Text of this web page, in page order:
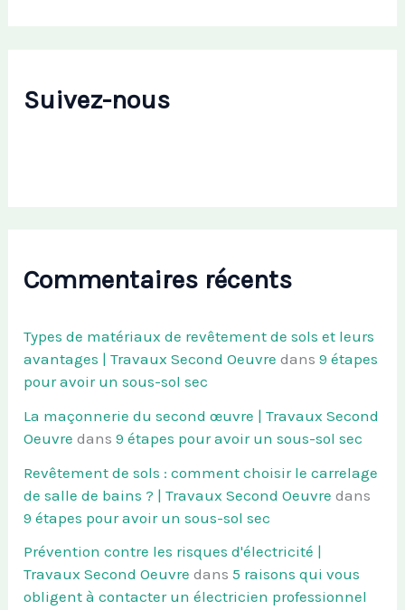
Suivez-nous
Commentaires récents
Types de matériaux de revêtement de sols et leurs
avantages | Travaux Second Oeuvre dans9 étapes
pour avoir un sous-sol sec
La maçonnerie du second œuvre | Travaux Second
Oeuvre dans9 étapes pour avoir un sous-sol sec
Revêtement de sols : comment choisir le carrelage
de salle de bains ? | Travaux Second Oeuvre dans
9 étapes pour avoir un sous-sol sec
Prévention contre les risques d'électricité |
Travaux Second Oeuvre dans5 raisons qui vous
obligent à contacter un électricien professionnel